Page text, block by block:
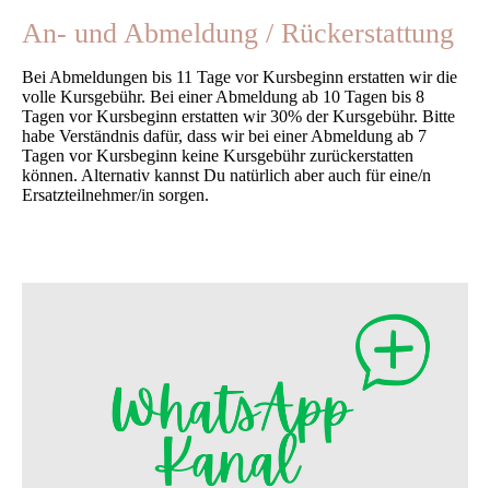
An- und Abmeldung / Rückerstattung
Bei Abmeldungen bis 11 Tage vor Kursbeginn erstatten wir die
volle Kursgebühr. Bei einer Abmeldung ab 10 Tagen bis 8
Tagen vor Kursbeginn erstatten wir 30% der Kursgebühr. Bitte
habe Verständnis dafür, dass wir bei einer Abmeldung ab 7
Tagen vor Kursbeginn keine Kursgebühr zurückerstatten
können. Alternativ kannst Du natürlich aber auch für eine/n
Ersatzteilnehmer/in sorgen.